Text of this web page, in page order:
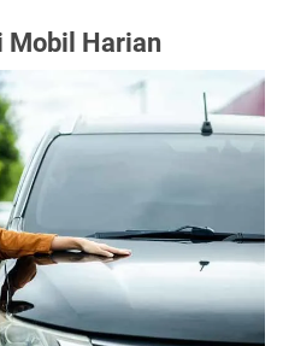
Mobil Harian